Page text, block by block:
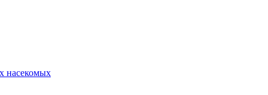
насекомых